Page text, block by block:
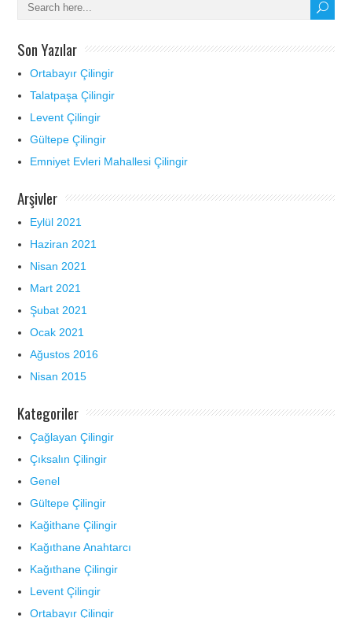
Son Yazılar
Ortabayır Çilingir
Talatpaşa Çilingir
Levent Çilingir
Gültepe Çilingir
Emniyet Evleri Mahallesi Çilingir
Arşivler
Eylül 2021
Haziran 2021
Nisan 2021
Mart 2021
Şubat 2021
Ocak 2021
Ağustos 2016
Nisan 2015
Kategoriler
Çağlayan Çilingir
Çıksalın Çilingir
Genel
Gültepe Çilingir
Kağithane Çilingir
Kağıthane Anahtarcı
Kağıthane Çilingir
Levent Çilingir
Ortabayır Çilingir